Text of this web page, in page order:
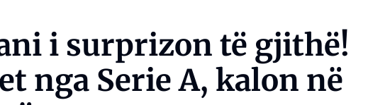
i surprizon të gjithë!
nga Serie A, kalon në